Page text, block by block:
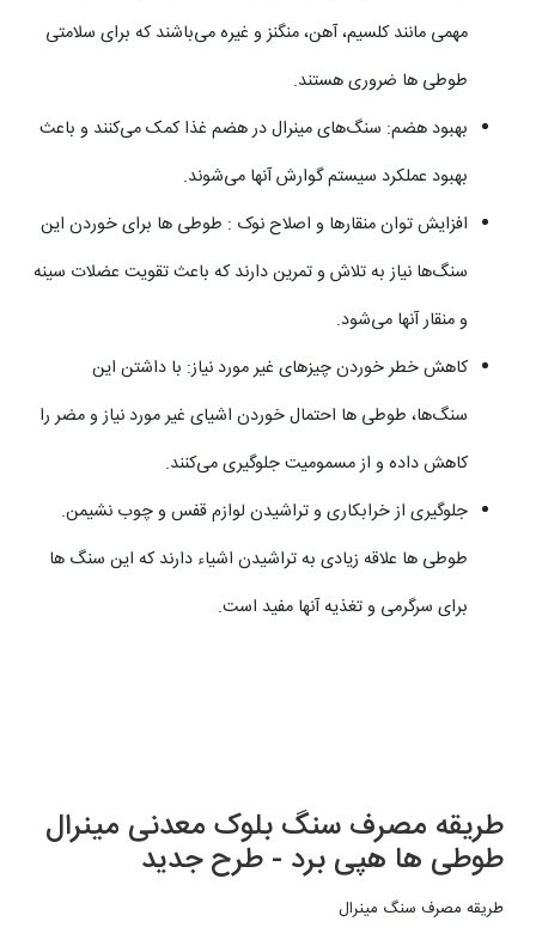
مهمی مانند کلسیم، آهن، منگنز و غیره می‌باشند که برای سلامتی
طوطی ها ضروری هستند.​
بهبود هضم: سنگ‌های مینرال در هضم غذا کمک می‌کنند و باعث
بهبود عملکرد سیستم گوارش آنها می‌شوند.
افزایش توان منقارها و اصلاح نوک : طوطی ها برای خوردن این
سنگ‌ها نیاز به تلاش و تمرین دارند که باعث تقویت عضلات سینه
و منقار آنها می‌شود.​
کاهش خطر خوردن چیزهای غیر مورد نیاز: با داشتن این
سنگ‌ها، طوطی ها احتمال خوردن اشیای غیر مورد نیاز و مضر را
کاهش داده و از مسمومیت جلوگیری می‌کنند.
جلوگیری از خرابکاری و تراشیدن لوازم قفس و چوب نشیمن.
طوطی ها علاقه زیادی به تراشیدن اشیاء دارند که این سنگ ها
برای سرگرمی و تغذیه آنها مفید است.
طریقه مصرف سنگ بلوک معدنی مینرال
طوطی ها هپی برد - طرح جدید
طریقه مصرف سنگ مینرال